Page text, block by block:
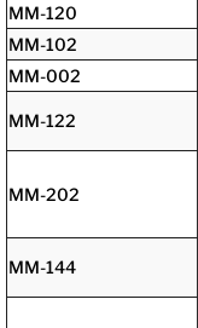
MM-120
MM-102
MM-002
MM-122
MM-202
MM-144